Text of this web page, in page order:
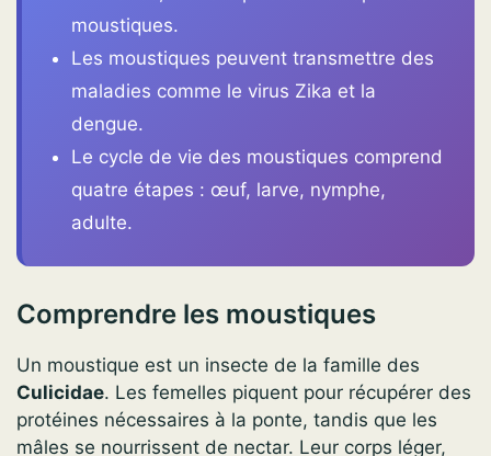
moustiques.
Les moustiques peuvent transmettre des
maladies comme le virus Zika et la
dengue.
Le cycle de vie des moustiques comprend
quatre étapes : œuf, larve, nymphe,
adulte.
Comprendre les moustiques
Un moustique est un insecte de la famille des
Culicidae. Les femelles piquent pour récupérer des
protéines nécessaires à la ponte, tandis que les
mâles se nourrissent de nectar. Leur corps léger,